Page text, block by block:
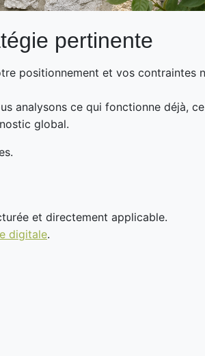
pertinente
positionnement et vos contraintes
analysons ce qui fonctionne déjà,
global.
et directement applicable.
digitale.